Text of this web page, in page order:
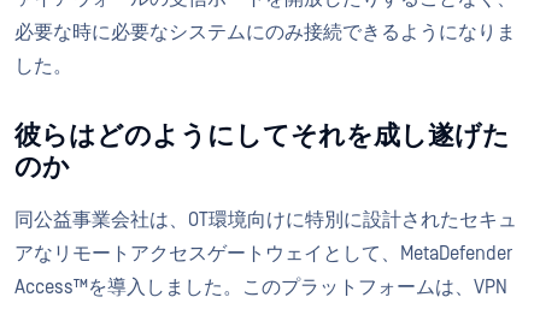
必要な時に必要なシステムにのみ接続できるようになりま
した。
彼らはどのようにしてそれを成し遂げた
のか
同公益事業会社は、OT環境向けに特別に設計されたセキュ
アなリモートアクセスゲートウェイとして、MetaDefender
Access™を導入しました。このプラットフォームは、VPN